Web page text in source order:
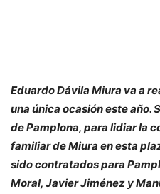
Eduardo Dávila Miura va a
una única ocasión este año.
de Pamplona, para lidiar la
familiar de Miura en esta
sido contratados para
Moral, Javier Jiménez y